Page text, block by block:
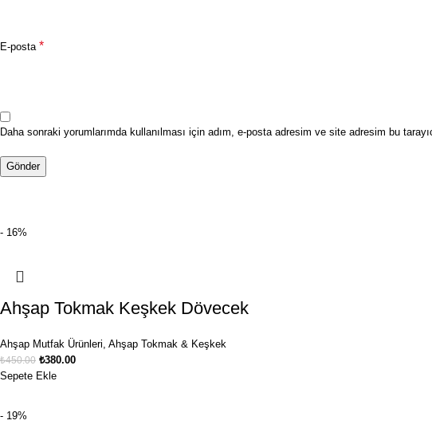
E-posta *
Daha sonraki yorumlarımda kullanılması için adım, e-posta adresim ve site adresim bu
- 16%
Ahşap Tokmak Keşkek Dövecek
Ahşap Mutfak Ürünleri, Ahşap Tokmak & Keşkek
₺450.00 ₺380.00
Sepete Ekle
- 19%